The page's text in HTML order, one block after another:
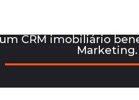
CRM imobiliário
Marketing.